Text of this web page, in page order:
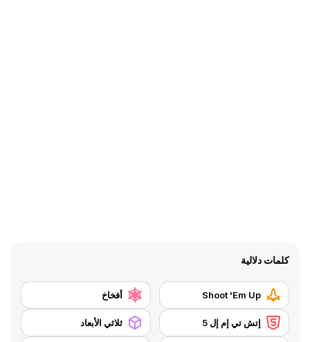
كلمات دلالية
Shoot 'Em Up أفخاخ
إتش تي إم إل 5 ثلاثي الأبعاد